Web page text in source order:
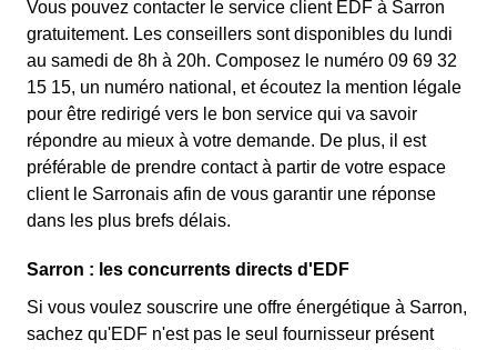
Vous pouvez contacter le service client EDF à Sarron
gratuitement. Les conseillers sont disponibles du lundi
au samedi de 8h à 20h. Composez le numéro 09 69 32
15 15, un numéro national, et écoutez la mention légale
pour être redirigé vers le bon service qui va savoir
répondre au mieux à votre demande. De plus, il est
préférable de prendre contact à partir de votre espace
client le Sarronais afin de vous garantir une réponse
dans les plus brefs délais.
Sarron : les concurrents directs d'EDF
Si vous voulez souscrire une offre énergétique à Sarron,
sachez qu'EDF n'est pas le seul fournisseur présent